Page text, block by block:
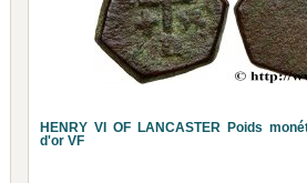
HENRY VI OF LANCASTER Poids
d'or VF